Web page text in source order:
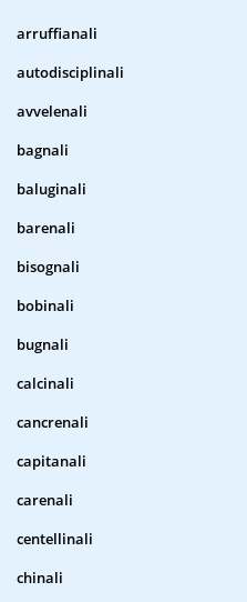
arruffianali
autodisciplinali
avvelenali
bagnali
baluginali
barenali
bisognali
bobinali
bugnali
calcinali
cancrenali
capitanali
carenali
centellinali
chinali